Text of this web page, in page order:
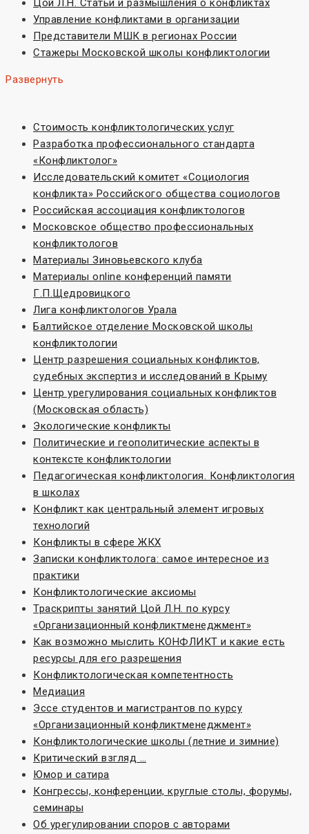
Цой Л.Н. Статьи и размышления о конфликтах
Управление конфликтами в организации
Представители МШК в регионах России
Стажеры Московской школы конфликтологии
Развернуть
Стоимость конфликтологических услуг
Разработка профессионального стандарта
«Конфликтолог»
Исследовательский комитет «Социoлогия
конфликта» Российского общества социологов
Российская ассоциация конфликтологов
Московское общество профессиональных
конфликтологов
Материалы Зиновьевского клуба
Материалы online конференций памяти
Г.П.Щедровицкого
Лига конфликтологов Урала
Балтийское отделение Московской школы
конфликтологии
Центр разрешения социальных конфликтов,
судебных экспертиз и исследований в Крыму
Центр урегулирования социальных конфликтов
(Московская область)
Экологические конфликты
Политические и геополитические аспекты в
контексте конфликтологии
Педагогическая конфликтология. Конфликтология
в школах
Конфликт как центральный элемент игровых
технологий
Конфликты в сфере ЖКХ
Записки конфликтолога: самое интересное из
практики
Конфликтологические аксиомы
Траскрипты занятий Цой Л.Н. по курсу
«Организационный конфликтменеджмент»
Как возможно мыслить КОНФЛИКТ и какие есть
ресурсы для его разрешения
Конфликтологическая компетентность
Медиация
Эссе студентов и магистрантов по курсу
«Организационный конфликтменеджмент»
Конфликтологические школы (летние и зимние)
Критический взгляд …
Юмор и сатира
Конгрессы, конференции, круглые столы, форумы,
семинары
Об урегулировании споров с авторами